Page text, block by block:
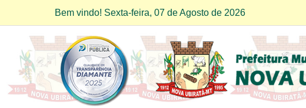
Bem vindo! Sexta-feira, 07 de Agosto de 2026